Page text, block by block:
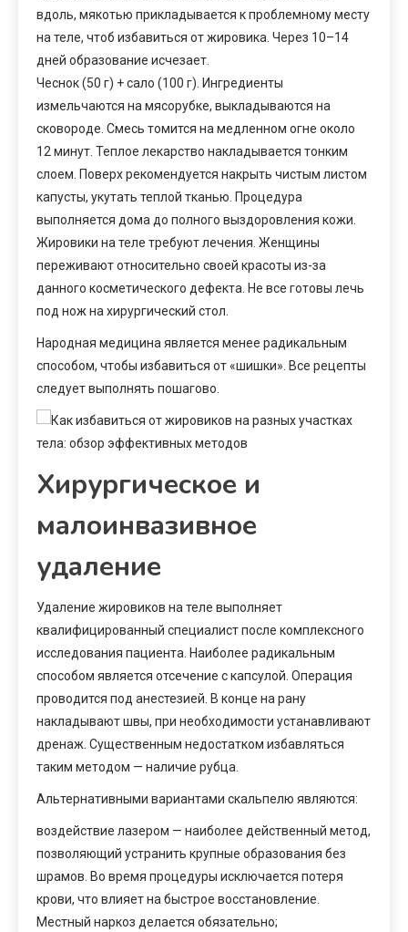
вдоль, мякотью прикладывается к проблемному месту
на теле, чтоб избавиться от жировика. Через 10–14
дней образование исчезает.
Чеснок (50 г) + сало (100 г). Ингредиенты
измельчаются на мясорубке, выкладываются на
сковороде. Смесь томится на медленном огне около
12 минут. Теплое лекарство накладывается тонким
слоем. Поверх рекомендуется накрыть чистым листом
капусты, укутать теплой тканью. Процедура
выполняется дома до полного выздоровления кожи.
Жировики на теле требуют лечения. Женщины
переживают относительно своей красоты из-за
данного косметического дефекта. Не все готовы лечь
под нож на хирургический стол.
Народная медицина является менее радикальным
способом, чтобы избавиться от «шишки». Все рецепты
следует выполнять пошагово.
Хирургическое и
малоинвазивное
удаление
Удаление жировиков на теле выполняет
квалифицированный специалист после комплексного
исследования пациента. Наиболее радикальным
способом является отсечение с капсулой. Операция
проводится под анестезией. В конце на рану
накладывают швы, при необходимости устанавливают
дренаж. Существенным недостатком избавляться
таким методом — наличие рубца.
Альтернативными вариантами скальпелю являются:
воздействие лазером — наиболее действенный метод,
позволяющий устранить крупные образования без
шрамов. Во время процедуры исключается потеря
крови, что влияет на быстрое восстановление.
Местный наркоз делается обязательно;